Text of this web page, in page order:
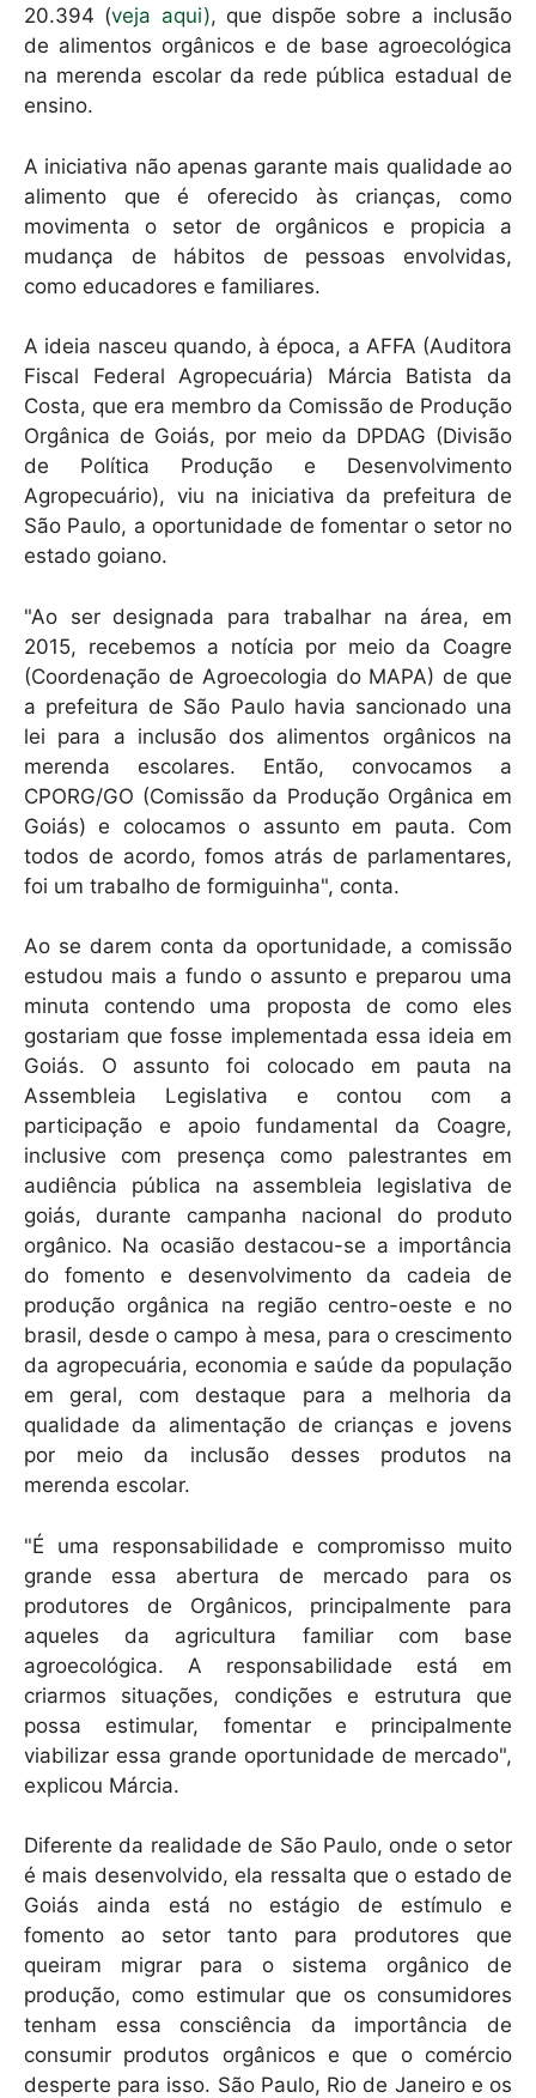
20.394 (veja aqui), que dispõe sobre a inclusão
de alimentos orgânicos e de base agroecológica
na merenda escolar da rede pública estadual de
ensino.
A iniciativa não apenas garante mais qualidade ao
alimento que é oferecido às crianças, como
movimenta o setor de orgânicos e propicia a
mudança de hábitos de pessoas envolvidas,
como educadores e familiares.
A ideia nasceu quando, à época, a AFFA (Auditora
Fiscal Federal Agropecuária) Márcia Batista da
Costa, que era membro da Comissão de Produção
Orgânica de Goiás, por meio da DPDAG (Divisão
de Política Produção e Desenvolvimento
Agropecuário), viu na iniciativa da prefeitura de
São Paulo, a oportunidade de fomentar o setor no
estado goiano.
"Ao ser designada para trabalhar na área, em
2015, recebemos a notícia por meio da Coagre
(Coordenação de Agroecologia do MAPA) de que
a prefeitura de São Paulo havia sancionado una
lei para a inclusão dos alimentos orgânicos na
merenda escolares. Então, convocamos a
CPORG/GO (Comissão da Produção Orgânica em
Goiás) e colocamos o assunto em pauta. Com
todos de acordo, fomos atrás de parlamentares,
foi um trabalho de formiguinha", conta.
Ao se darem conta da oportunidade, a comissão
estudou mais a fundo o assunto e preparou uma
minuta contendo uma proposta de como eles
gostariam que fosse implementada essa ideia em
Goiás. O assunto foi colocado em pauta na
Assembleia Legislativa e contou com a
participação e apoio fundamental da Coagre,
inclusive com presença como palestrantes em
audiência pública na assembleia legislativa de
goiás, durante campanha nacional do produto
orgânico. Na ocasião destacou-se a importância
do fomento e desenvolvimento da cadeia de
produção orgânica na região centro-oeste e no
brasil, desde o campo à mesa, para o crescimento
da agropecuária, economia e saúde da população
em geral, com destaque para a melhoria da
qualidade da alimentação de crianças e jovens
por meio da inclusão desses produtos na
merenda escolar.
"É uma responsabilidade e compromisso muito
grande essa abertura de mercado para os
produtores de Orgânicos, principalmente para
aqueles da agricultura familiar com base
agroecológica. A responsabilidade está em
criarmos situações, condições e estrutura que
possa estimular, fomentar e principalmente
viabilizar essa grande oportunidade de mercado",
explicou Márcia.
Diferente da realidade de São Paulo, onde o setor
é mais desenvolvido, ela ressalta que o estado de
Goiás ainda está no estágio de estímulo e
fomento ao setor tanto para produtores que
queiram migrar para o sistema orgânico de
produção, como estimular que os consumidores
tenham essa consciência da importância de
consumir produtos orgânicos e que o comércio
desperte para isso. São Paulo, Rio de Janeiro e os